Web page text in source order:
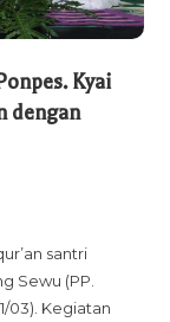
Kyai
dengan
santri
Sewu (PP.
03). Kegiatan